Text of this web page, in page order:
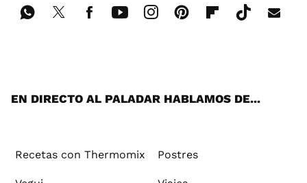
EN DIRECTO AL PALADAR HABLAMOS DE...
Recetas con Thermomix Postres